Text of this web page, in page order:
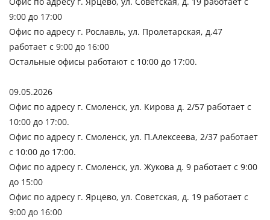
9:00 до 17:00
Офис по адресу г. Рославль, ул. Пролетарская, д.47
работает с 9:00 до 16:00
Остальные офисы работают с 10:00 до 17:00.
09.05.2026
Офис по адресу г. Смоленск, ул. Кирова д. 2/57 работает с
10:00 до 17:00.
Офис по адресу г. Смоленск, ул. П.Алексеева, 2/37 работает
с 10:00 до 17:00.
Офис по адресу г. Смоленск, ул. Жукова д. 9 работает с 9:00
до 15:00
Офис по адресу г. Ярцево, ул. Советская, д. 19 работает с
9:00 до 16:00